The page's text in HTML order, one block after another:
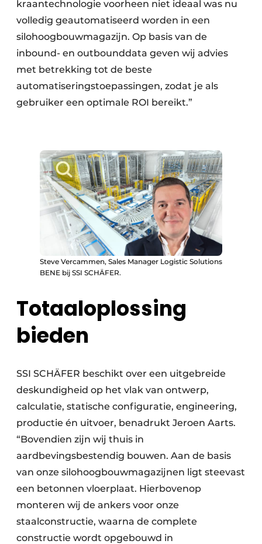
kraantechnologie voorheen niet ideaal was nu
volledig geautomatiseerd worden in een
silohoogbouwmagazijn. Op basis van de
inbound- en outbounddata geven wij advies
met betrekking tot de beste
automatiseringstoepassingen, zodat je als
gebruiker een optimale ROI bereikt.”
Steve Vercammen, Sales Manager Logistic Solutions
BENE bij SSI SCHÄFER.
Totaaloplossing
bieden
SSI SCHÄFER beschikt over een uitgebreide
deskundigheid op het vlak van ontwerp,
calculatie, statische configuratie, engineering,
productie én uitvoer, benadrukt Jeroen Aarts.
“Bovendien zijn wij thuis in
aardbevingsbestendig bouwen. Aan de basis
van onze silohoogbouwmagazijnen ligt steevast
een betonnen vloerplaat. Hierbovenop
monteren wij de ankers voor onze
staalconstructie, waarna de complete
constructie wordt opgebouwd in